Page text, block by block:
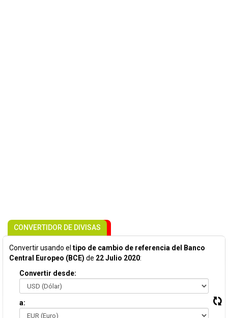
CONVERTIDOR DE DIVISAS
Convertir usando el tipo de cambio de referencia del Banco
Central Europeo (BCE) de 22 Julio 2020:
Convertir desde:
a: